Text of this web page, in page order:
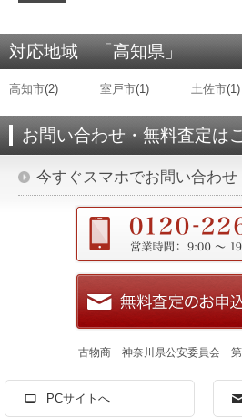
対応地域 「高知県」
高知市(2) 室戸市(1) 土佐市(1)
お問い合わせ・無料査定は
今すぐスマホでお問い合わせ
古物商 神奈川県公安委員会
PCサイトへ